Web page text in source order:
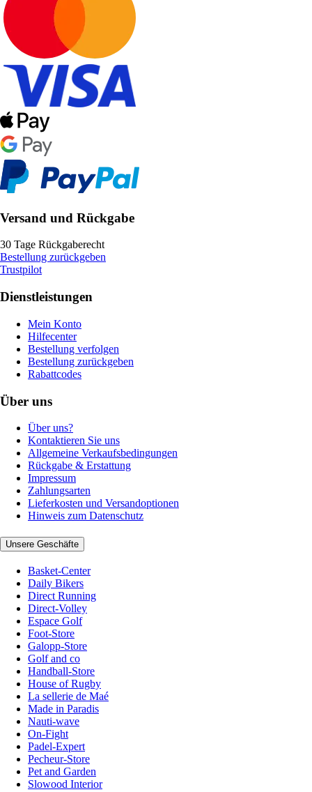
Versand und Rückgabe
30 Tage Rückgaberecht
Bestellung zurückgeben
Trustpilot
Dienstleistungen
Mein Konto
Hilfecenter
Bestellung verfolgen
Bestellung zurückgeben
Rabattcodes
Über uns
Über uns?
Kontaktieren Sie uns
Allgemeine Verkaufsbedingungen
Rückgabe & Erstattung
Impressum
Zahlungsarten
Lieferkosten und Versandoptionen
Hinweis zum Datenschutz
Unsere Geschäfte
Basket-Center
Daily Bikers
Direct Running
Direct-Volley
Espace Golf
Foot-Store
Galopp-Store
Golf and co
Handball-Store
House of Rugby
La sellerie de Maé
Made in Paradis
Nauti-wave
On-Fight
Padel-Expert
Pecheur-Store
Pet and Garden
Slowood Interior